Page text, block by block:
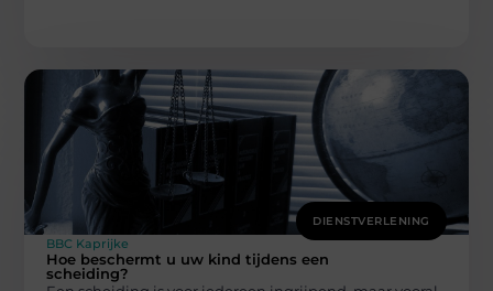
DIENSTVERLENING
BBC Kaprijke
Hoe beschermt u uw kind tijdens een
scheiding?